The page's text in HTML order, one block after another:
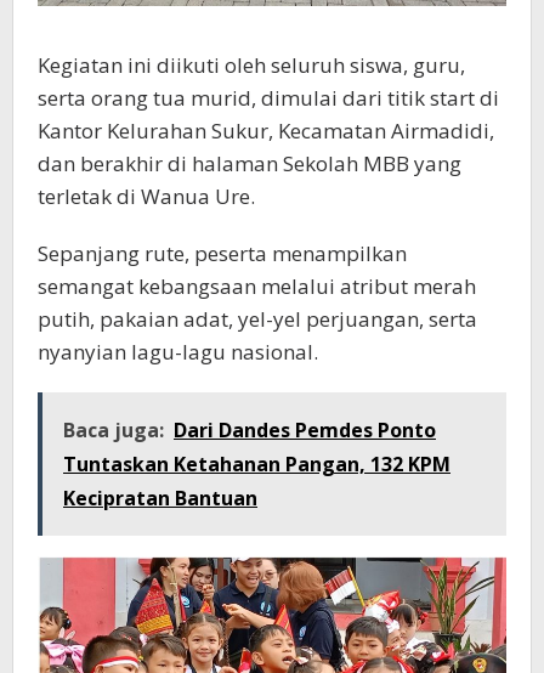
Kegiatan ini diikuti oleh seluruh siswa, guru,
serta orang tua murid, dimulai dari titik start di
Kantor Kelurahan Sukur, Kecamatan Airmadidi,
dan berakhir di halaman Sekolah MBB yang
terletak di Wanua Ure.
Sepanjang rute, peserta menampilkan
semangat kebangsaan melalui atribut merah
putih, pakaian adat, yel-yel perjuangan, serta
nyanyian lagu-lagu nasional.
Baca juga: Dari Dandes Pemdes Ponto
Tuntaskan Ketahanan Pangan, 132 KPM
Kecipratan Bantuan